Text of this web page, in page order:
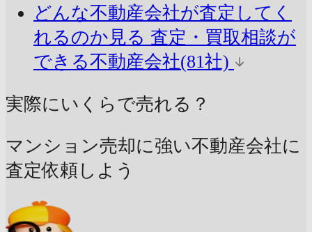
どんな不動産会社が査定してく
れるのか見る 査定・買取相談が
できる不動産会社(81社)
実際にいくらで売れる？
マンション売却に強い不動産会社に
査定依頼しよう